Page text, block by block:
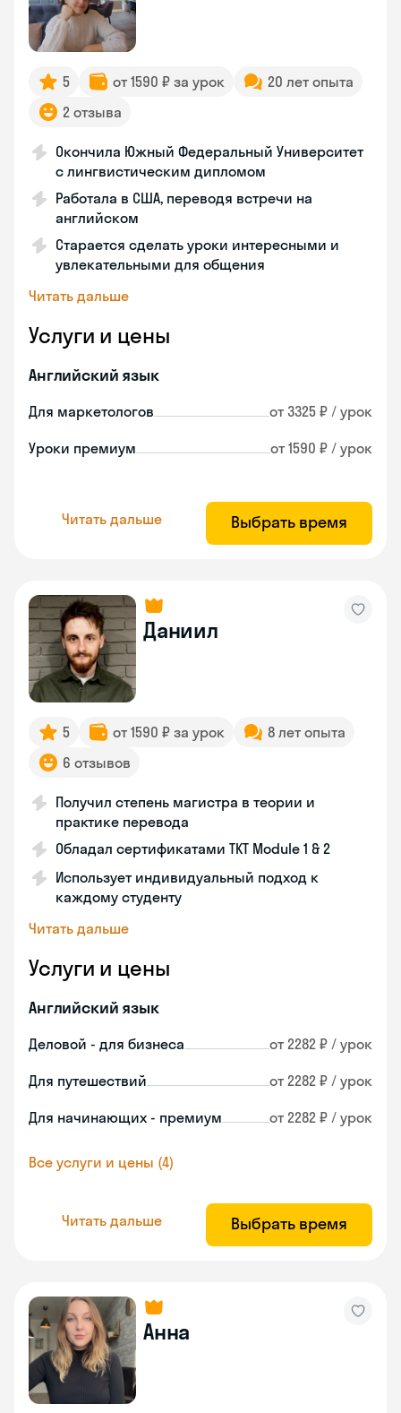
5 от 1590 ₽ за урок
20 лет опыта
2 отзыва
Окончила Южный Федеральный Университет
с лингвистическим дипломом
Работала в США, переводя встречи на
английском
Старается сделать уроки интересными и
увлекательными для общения
Читать дальше
Услуги и цены
Английский язык
Для маркетологов от 3325 ₽ / урок
Уроки премиум от 1590 ₽ / урок
Читать дальше Выбрать время
Даниил
5 от 1590 ₽ за урок
8 лет опыта
6 отзывов
Получил степень магистра в теории и
практике перевода
Обладал сертификатами TKT Module 1 & 2
Использует индивидуальный подход к
каждому студенту
Читать дальше
Услуги и цены
Английский язык
Деловой - для бизнеса от 2282 ₽ / урок
Для путешествий от 2282 ₽ / урок
Для начинающих - премиум от 2282 ₽ / урок
Все услуги и цены (4)
Читать дальше Выбрать время
Анна